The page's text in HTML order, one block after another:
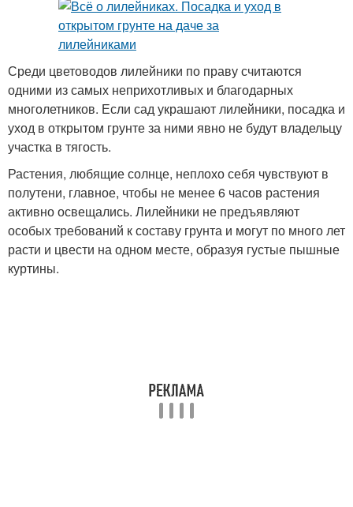
Среди цветоводов лилейники по праву считаются
одними из самых неприхотливых и благодарных
многолетников. Если сад украшают лилейники, посадка и
уход в открытом грунте за ними явно не будут владельцу
участка в тягость.
Растения, любящие солнце, неплохо себя чувствуют в
полутени, главное, чтобы не менее 6 часов растения
активно освещались. Лилейники не предъявляют
особых требований к составу грунта и могут по много лет
расти и цвести на одном месте, образуя густые пышные
куртины.